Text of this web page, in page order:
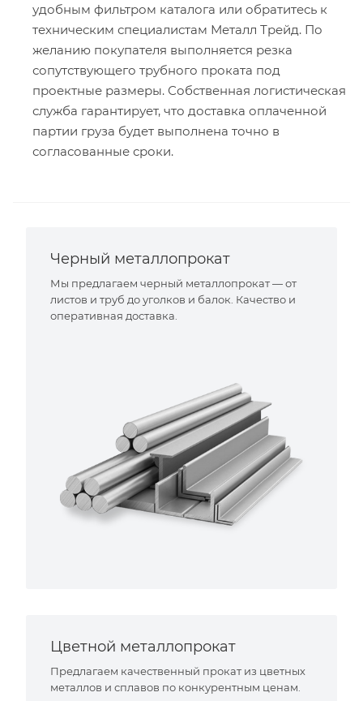
удобным фильтром каталога или обратитесь к
техническим специалистам Металл Трейд. По
желанию покупателя выполняется резка
сопутствующего трубного проката под
проектные размеры. Собственная логистическая
служба гарантирует, что доставка оплаченной
партии груза будет выполнена точно в
согласованные сроки.
Черный металлопрокат
Мы предлагаем черный металлопрокат — от
листов и труб до уголков и балок. Качество и
оперативная доставка.
Цветной металлопрокат
Предлагаем качественный прокат из цветных
металлов и сплавов по конкурентным ценам.